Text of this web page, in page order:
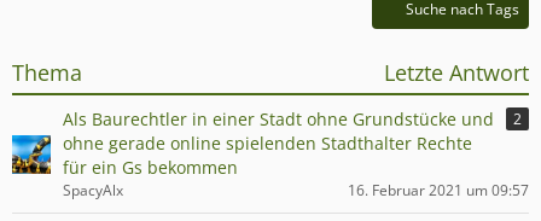
Suche nach Tags
Thema Letzte Antwort
Als Baurechtler in einer Stadt ohne Grundstücke und
ohne gerade online spielenden Stadthalter Rechte
für ein Gs bekommen
2
SpacyAlx 16. Februar 2021 um 09:57